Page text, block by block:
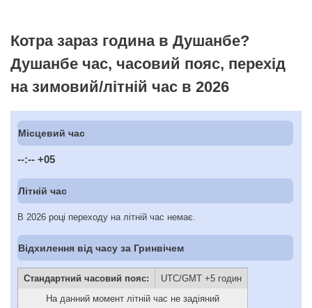
Котра зараз година в Душанбе?
Душанбе час, часовий пояс, перехід
на зимовий/літній час в 2026
Місцевий час
--:-- +05
Літній час
В 2026 році переходу на літній час немає.
Відхилення від часу за Гринвічем
Стандартний часовий пояс:
UTC/GMT +5 годин
На данний момент літній час не задіяний